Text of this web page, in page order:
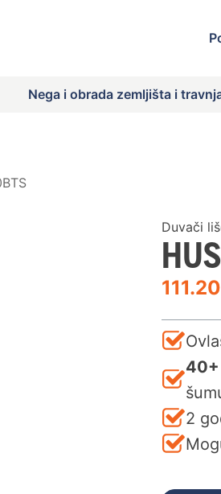
Nega i obrada zemljišta i
Duvači
40+
2